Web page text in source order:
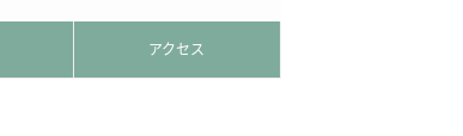
アクセス